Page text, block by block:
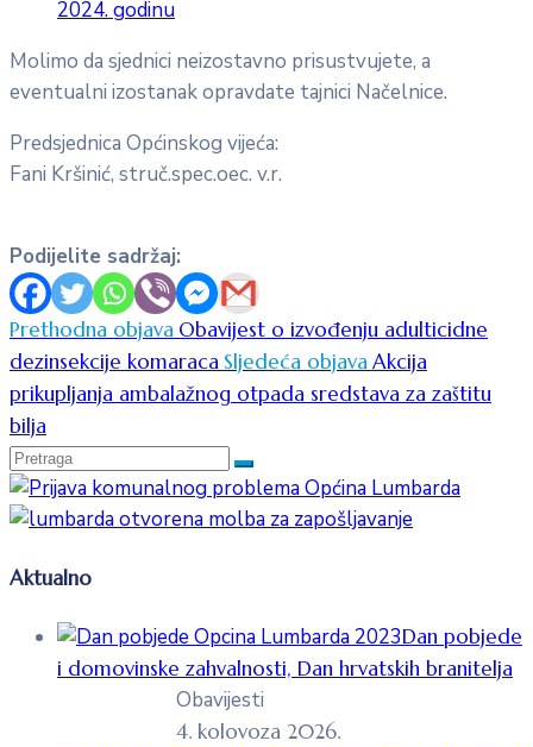
2024. godinu
Molimo da sjednici neizostavno prisustvujete, a
eventualni izostanak opravdate tajnici Načelnice.
Predsjednica Općinskog vijeća:
Fani Kršinić, struč.spec.oec. v.r.
Podijelite sadržaj:
Prethodna objava Obavijest o izvođenju adulticidne
dezinsekcije komaracaSljedeća objavaAkcija
prikupljanja ambalažnog otpada sredstava za zaštitu
bilja
Aktualno
Dan pobjede
i domovinske zahvalnosti, Dan hrvatskih branitelja
Obavijesti
4. kolovoza 2026.